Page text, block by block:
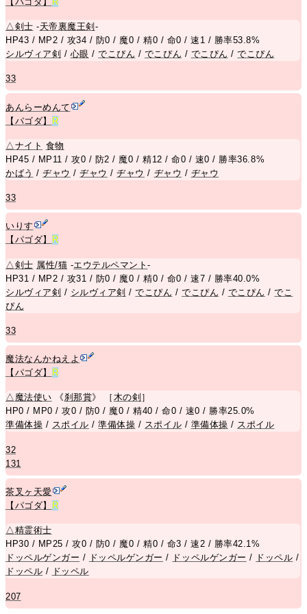
△ 剣士 -天帝裏魔王剣 -
HP43 / MP2 / 攻34 / 防0 / 魔0 / 精0 / 命0 / 速1 / 勝率53.8%
シルヴィア剣 / 心眼 /でこぴん / でこぴん / でこぴん /でこぴん
33
あんらーめんて
【パゴダ】 R
△ ナイト 食物
HP45 / MP11 / 攻0 / 防2 / 魔0 / 精12 / 命0 / 速0 / 勝率36.8%
かばう /ヂャウ /ヂャウ /ヂャウ / ヂャウ / ヂャウ
33
いりす
【パゴダ】
R
△ 剣士 属性/猫 -エウテルペマント-
HP31 / MP2 / 攻31 / 防0 / 魔0 / 精0 / 命0 / 速7 / 勝率40.0%
シルヴィア剣 / シルヴィア剣 /でこぴん /でこぴん / でこぴん /でこ
ぴん
33
魔法なんかねえよ
【パゴダ】
R
△ 魔法使い 《刹那賞》 ［ 木の剣 ］
HP0 / MP0 / 攻0 / 防0 / 魔0 / 精40 / 命0 / 速0 / 勝率25.0%
準備体操 / スポイル /準備体操 / スポイル / 準備体操 / スポイル
32
131
茶叉ヶ天愛
【パゴダ】
R
△精霊術士
HP30 / MP25 / 攻0 / 防0 / 魔0 / 精0 / 命3 / 速2 / 勝率42.1%
ドッペルゲンガー / ドッペルゲンガー / ドッペルゲンガー / ドッペル /
ドッペル / ドッペル
207